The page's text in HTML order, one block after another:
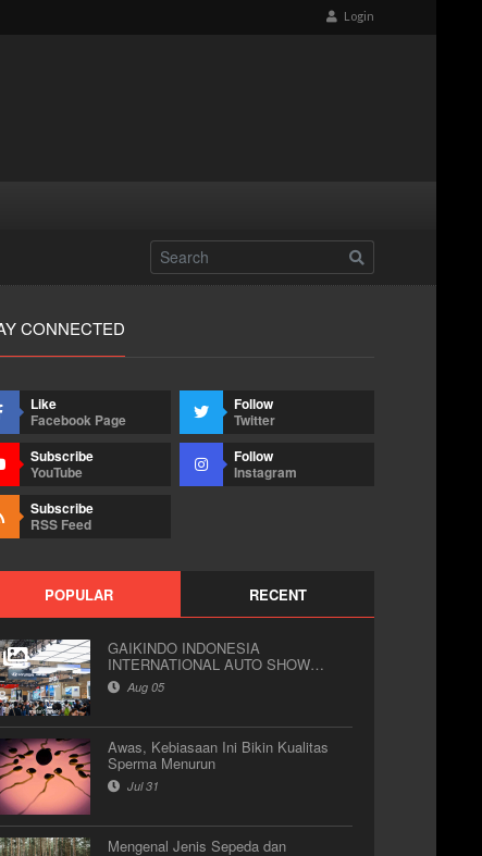
Login
CONNECTED
Like
Facebook Page
Follow
Twitter
Subscribe
YouTube
Follow
Instagram
Subscribe
RSS Feed
POPULAR RECENT
GAIKINDO INDONESIA
INTERNATIONAL AUTO SHOW
(GIIAS) 2026
Aug 05
Awas, Kebiasaan Ini Bikin Kualitas
Sperma Menurun
Jul 31
Mengenal Jenis Sepeda dan